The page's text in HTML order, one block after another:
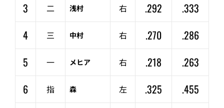
3
二 浅村 右 .292
.333
4
三 中村 右 .270
.286
5
一 メヒア 右 .218
.263
6
指 森 左 .325
.455